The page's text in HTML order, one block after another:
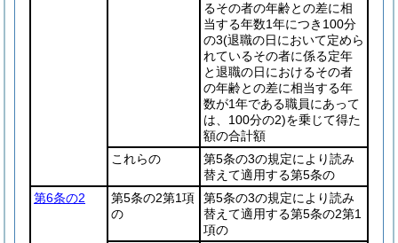
るその者の年齢との差に相
当する年数1年につき100分
の3(退職の日において定めら
れているその者に係る定年
と退職の日におけるその者
の年齢との差に相当する年
数が1年である職員にあって
は、100分の2)を乗じて得た
額の合計額
これらの
第5条の3の規定により読み
替えて適用する第5条の
第6条の2
第5条の2第1項
の
第5条の3の規定により読み
替えて適用する第5条の2第1
項の